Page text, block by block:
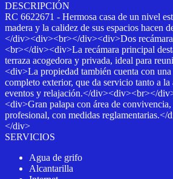
DESCRIPCIÓN
RC 6622671 - Hermosa casa de un nivel
madera y la calidez de sus espacios hacen
</div><div><br></div><div>Dos
<br></div><div>La recámara principal
terraza acogedora y privada, ideal para
<div>La propiedad también cuenta con
completo exterior, que da servicio tanto a
eventos y relajación.</div><div><br></
<div>Gran palapa con área de
profesional, con medidas
</div>
SERVICIOS
Agua de grifo
Alcantarilla